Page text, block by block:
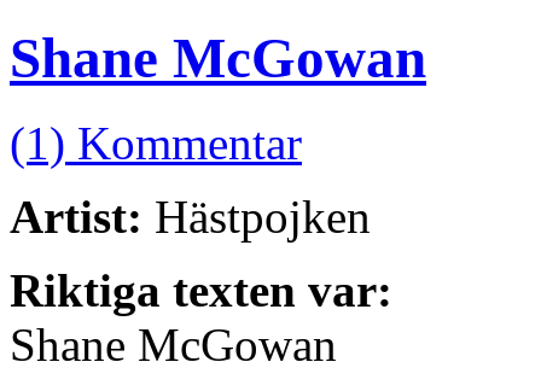
Shane McGowan
(1) Kommentar
Artist: Hästpojken
Riktiga texten var:
Shane McGowan